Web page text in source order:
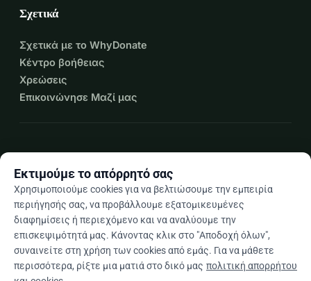
Σχετικά
Σχετικά με το WhyDonate
Κέντρο βοήθειας
Χρεώσεις
Επικοινώνησε Μαζί μας
Elarrow_drop_down
★★★★★4,9 / 5 βάσει 500+ κριτικών
Εκτιμούμε το απόρρητό σας
Χρησιμοποιούμε cookies για να βελτιώσουμε την εμπειρία
περιήγησής σας, να προβάλλουμε εξατομικευμένες
διαφημίσεις ή περιεχόμενο και να αναλύουμε την
επισκεψιμότητά μας. Κάνοντας κλικ στο "Αποδοχή όλων",
συναινείτε στη χρήση των cookies από εμάς. Για να μάθετε
περισσότερα, ρίξτε μια ματιά στο δικό μας πολιτική απορρήτου